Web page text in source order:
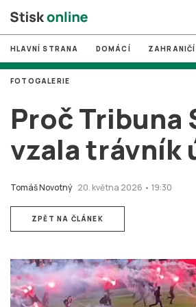
# MUNI
# Brno
# volby
login PŘIHLÁSIT SE
Zapomněli jste heslo?
HLAVNÍ STRANA DOMÁCÍ ZAHRANIČÍ
Proč Tribuna
vzala trávník
Tomáš Novotný 20. května 2026 • 19:30
FOTOGALERIE
ZPĚT NA ČLÁNEK